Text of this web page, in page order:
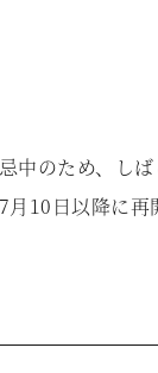
忌中のため、し
7月10日以降に再